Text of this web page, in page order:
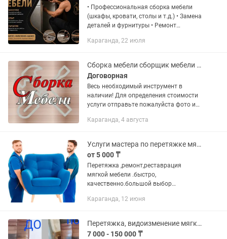
• Профессиональная сборка мебели
(шкафы, кровати, столы и т.д.) • Замена
деталей и фурнитуры • Ремонт
реставрация, замена обивки) •
Караганда, 22 июля
Сборка мебели сборщик мебели Караганда и пригород
Договорная
Весь необходимый инструмент в
наличии! Для определения стоимости
услуги отправьте пожалуйста фото или
обращении район города или название
Караганда, 4 августа
Услуги мастера по перетяжке мягкой мебели
от 5 000 ₸
Перетяжка ,ремонт,реставрация
мягкой мебели .быстро,
качественно.большой выбор
высокой плотности
Караганда, 12 июня
Перетяжка, видоизменение мягкой мебели
7 000 - 150 000 ₸